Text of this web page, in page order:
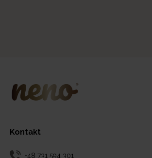
Kontakt
+48 731 594 301